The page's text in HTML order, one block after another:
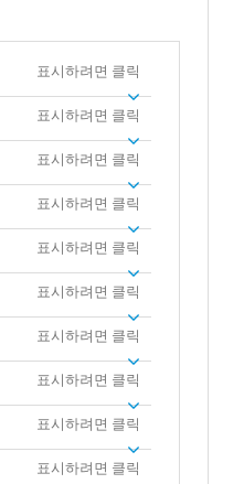
표시하려면 클릭
표시하려면 클릭
표시하려면 클릭
표시하려면 클릭
표시하려면 클릭
표시하려면 클릭
표시하려면 클릭
표시하려면 클릭
표시하려면 클릭
표시하려면 클릭